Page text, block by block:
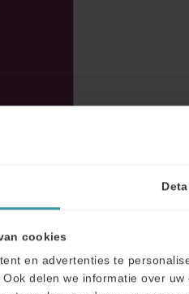
cookies
en advertenties te
delen we informatie over